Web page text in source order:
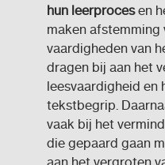
hun leerprocesen
maken
vaardigheden van
dragen bij aan het
leesvaardigheid en
tekstbegrip.
vaak bij het
die gepaard gaan
aan het vergroten